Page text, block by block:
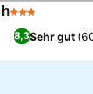
3 Sterne
8,3Sehr gut